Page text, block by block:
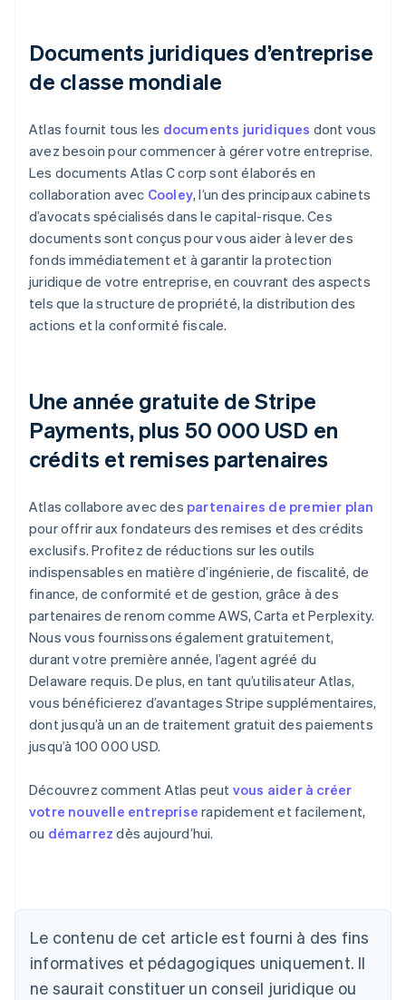
Documents juridiques d’entreprise
de classe mondiale
Atlas fournit tous les documents juridiques dont vous
avez besoin pour commencer à gérer votre entreprise.
Les documents Atlas C corp sont élaborés en
collaboration avec Cooley, l’un des principaux cabinets
d’avocats spécialisés dans le capital-risque. Ces
documents sont conçus pour vous aider à lever des
fonds immédiatement et à garantir la protection
juridique de votre entreprise, en couvrant des aspects
tels que la structure de propriété, la distribution des
actions et la conformité fiscale.
Une année gratuite de Stripe
Payments, plus 50 000 USD en
crédits et remises partenaires
Atlas collabore avec des partenaires de premier plan
pour offrir aux fondateurs des remises et des crédits
exclusifs. Profitez de réductions sur les outils
indispensables en matière d’ingénierie, de fiscalité, de
finance, de conformité et de gestion, grâce à des
partenaires de renom comme AWS, Carta et Perplexity.
Nous vous fournissons également gratuitement,
durant votre première année, l’agent agréé du
Delaware requis. De plus, en tant qu’utilisateur Atlas,
vous bénéficierez d’avantages Stripe supplémentaires,
dont jusqu’à un an de traitement gratuit des paiements
jusqu’à 100 000 USD.
Découvrez comment Atlas peut vous aider à créer
votre nouvelle entreprise rapidement et facilement,
ou démarrez dès aujourd’hui.
Le contenu de cet article est fourni à des fins
informatives et pédagogiques uniquement. Il
ne saurait constituer un conseil juridique ou
Allemagne
Deutsch
Australie
English